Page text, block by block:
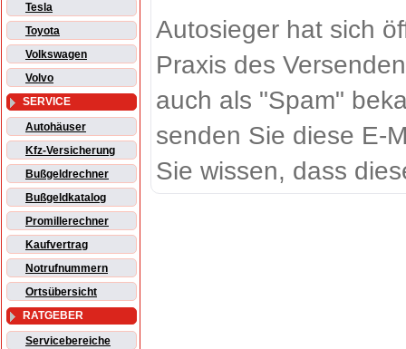
Tesla
Toyota
Volkswagen
Volvo
SERVICE
Autohäuser
Kfz-Versicherung
Bußgeldrechner
Bußgeldkatalog
Promillerechner
Kaufvertrag
Notrufnummern
Ortsübersicht
RATGEBER
Servicebereiche
Autosieger hat sich
Praxis des
auch als "Spam"
senden Sie diese E-
Sie wissen, dass